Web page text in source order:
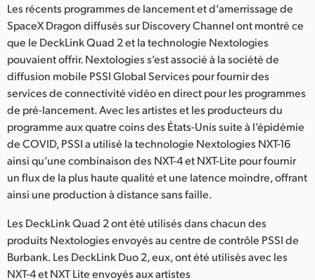
Les récents programmes de lancement et d’amerrissage de
SpaceX Dragon diffusés sur Discovery Channel ont montré ce
que le DeckLink Quad 2 et la technologie Nextologies
pouvaient offrir. Nextologies s’est associé à la société de
diffusion mobile PSSI Global Services pour fournir des
services de connectivité vidéo en direct pour les programmes
de pré-lancement. Avec les artistes et les producteurs du
programme aux quatre coins des États-Unis suite à l’épidémie
de COVID, PSSI a utilisé la technologie Nextologies NXT-16
ainsi qu’une combinaison des NXT-4 et NXT-Lite pour fournir
un flux de la plus haute qualité et une latence moindre, offrant
ainsi une production à distance sans faille.
Les DeckLink Quad 2 ont été utilisés dans chacun des
produits Nextologies envoyés au centre de contrôle PSSI de
Burbank. Les DeckLink Duo 2, eux, ont été utilisés avec les
NXT-4 et NXT Lite envoyés aux artistes